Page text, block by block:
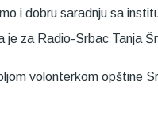
i dobru saradnju sa
je za Radio-Srbac Tanja
volonterkom opštine